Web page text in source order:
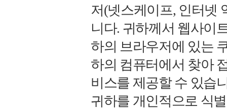
저(넷스케이프, 인터넷
니다. 귀하께서 웹사이
하의 브라우저에 있는
하의 컴퓨터에서 찾아
비스를 제공할 수 있습
귀하를 개인적으로 식